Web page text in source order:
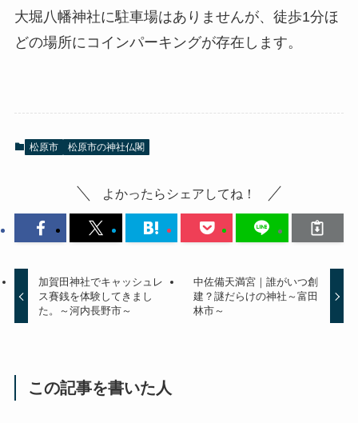
大堀八幡神社に駐車場はありませんが、徒歩1分ほ
どの場所にコインパーキングが存在します。
松原市 松原市の神社仏閣
よかったらシェアしてね！
加賀田神社でキャッシュレ
ス賽銭を体験してきまし
た。～河内長野市～
中佐備天満宮｜誰がいつ創
建？謎だらけの神社～富田
林市～
この記事を書いた人